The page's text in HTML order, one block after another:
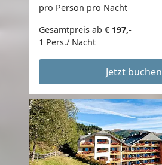
pro Person pro Nacht
Gesamtpreis ab € 197,-
1 Pers./ Nacht
Jetzt buchen